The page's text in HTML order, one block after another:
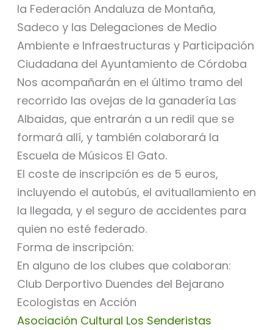
la Federación Andaluza de Montaña,
Sadeco y las Delegaciones de Medio
Ambiente e Infraestructuras y Participación
Ciudadana del Ayuntamiento de Córdoba
Nos acompañarán en el último tramo del
recorrido las ovejas de la ganadería Las
Albaidas, que entrarán a un redil que se
formará allí, y también colaborará la
Escuela de Músicos El Gato.
El coste de inscripción es de 5 euros,
incluyendo el autobús, el avituallamiento en
la llegada, y el seguro de accidentes para
quien no esté federado.
Forma de inscripción:
En alguno de los clubes que colaboran:
Club Derportivo Duendes del Bejarano
Ecologistas en Acción
Asociación Cultural Los Senderistas